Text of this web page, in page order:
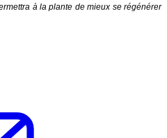
à la plante de mieux se régénérer